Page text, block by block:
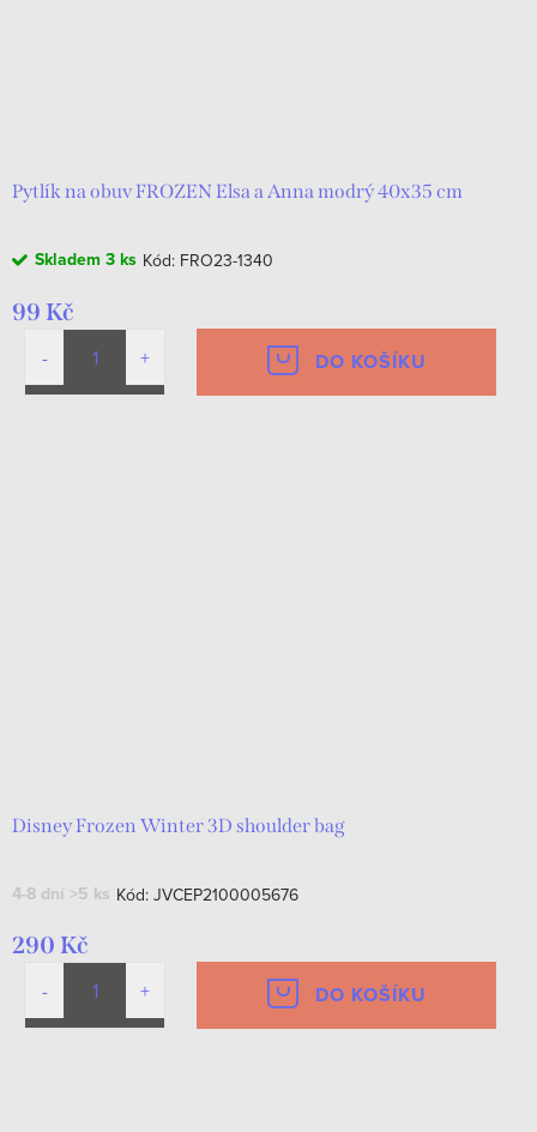
Pytlík na obuv FROZEN Elsa a Anna modrý 40x35 cm
Skladem 3 ks Kód: FRO23-1340
99 Kč
DO KOŠÍKU
Disney Frozen Winter 3D shoulder bag
4-8 dní >5 ks Kód: JVCEP2100005676
290 Kč
DO KOŠÍKU